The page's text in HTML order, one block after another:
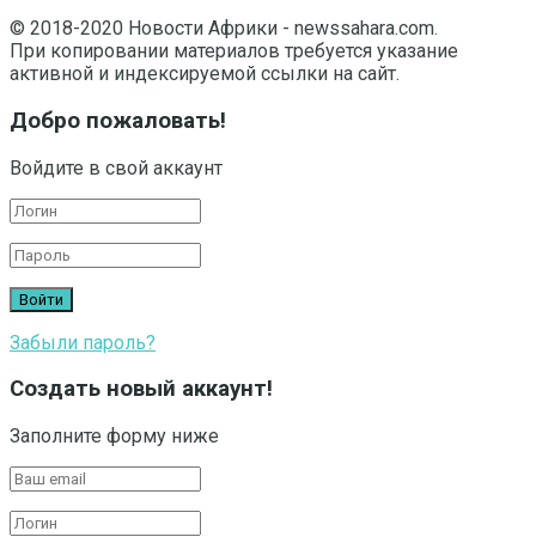
© 2018-2020 Новости Африки - newssahara.com.
При копировании материалов требуется указание
активной и индексируемой ссылки на сайт.
Добро пожаловать!
Войдите в свой аккаунт
Забыли пароль?
Создать новый аккаунт!
Заполните форму ниже